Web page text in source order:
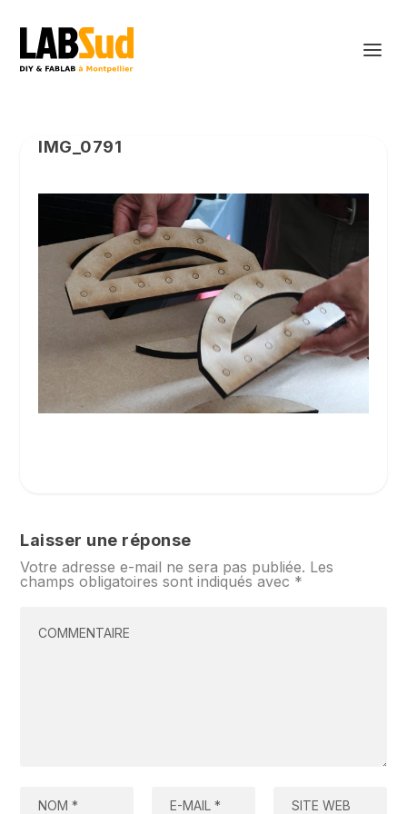
IMG_0791
Laisser une réponse
Votre adresse e-mail ne sera pas publiée. Les
champs obligatoires sont indiqués avec *